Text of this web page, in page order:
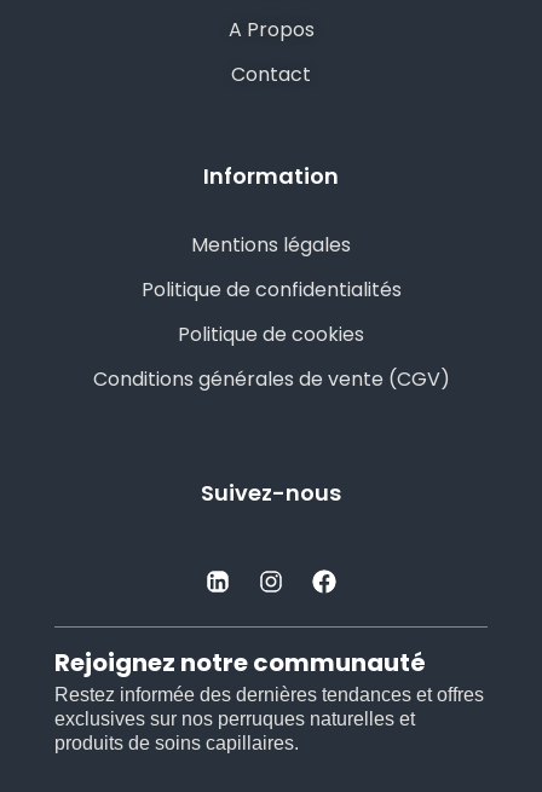
A Propos
Contact
Information
Mentions légales
Politique de confidentialités
Politique de cookies
Conditions générales de vente (CGV)
Suivez-nous
Rejoignez notre communauté
Restez informée des dernières tendances et offres
exclusives sur nos perruques naturelles et
produits de soins capillaires.